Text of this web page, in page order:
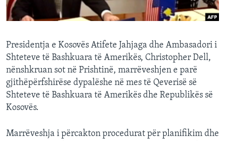
Presidentja e Kosovës Atifete Jahjaga dhe Ambasadori i
Shteteve të Bashkuara të Amerikës, Christopher Dell,
nënshkruan sot në Prishtinë, marrëveshjen e parë
gjithëpërfshirëse dypalëshe në mes të Qeverisë së
Shteteve të Bashkuara të Amerikës dhe Republikës së
Kosovës.
Marrëveshja i përcakton procedurat për planifikim dhe